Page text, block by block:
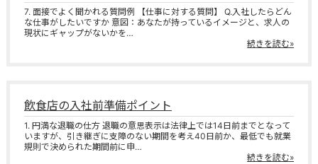
7. 面接でよく聞かれる質問例 【仕事に対する質問】 Q.入社したらどん
な仕事がしたいですか 意図：あなたが持っているイメージと、求人の
現状にギャップがないかを…
続きを読む»
飲食店の入社前準備ポイント
1. 円満な退職の仕方 退職の意思表示は法律上では14日前までとなって
いますが、引き継ぎに支障のない期間を考え40日前か、最低でも就業
規則で決められた期間前に申…
続きを読む»